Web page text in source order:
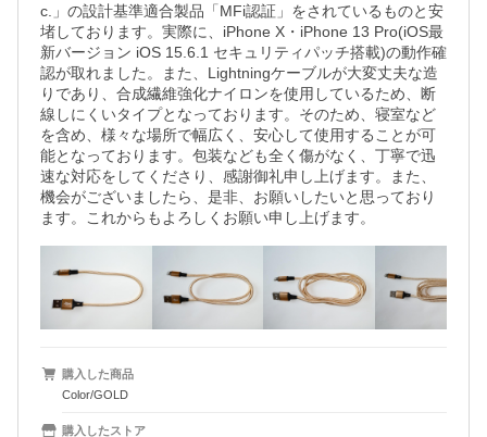
c.」の設計基準適合製品「MFi認証」をされているものと安
堵しております。実際に、iPhone X・iPhone 13 Pro(iOS最
新バージョン iOS 15.6.1 セキュリティパッチ搭載)の動作確
認が取れました。また、Lightningケーブルが大変丈夫な造
りであり、合成繊維強化ナイロンを使用しているため、断
線しにくいタイプとなっております。そのため、寝室など
を含め、様々な場所で幅広く、安心して使用することが可
能となっております。包装なども全く傷がなく、丁寧で迅
速な対応をしてくださり、感謝御礼申し上げます。また、
機会がございましたら、是非、お願いしたいと思っており
ます。これからもよろしくお願い申し上げます。
購入した商品
Color/GOLD
購入したストア